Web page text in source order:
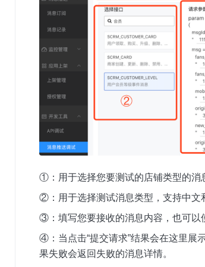
①：用于选择您要测试的店铺类型的消
②：用于选择测试消息类型，支持中文
③：填写您要接收的消息内容，也可以
④：当点击“提交请求”结果会在这里展
果失败会返回失败的消息详情。